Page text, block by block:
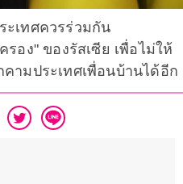
ะเทศควรร่วมกัน
อง" ของรัสเซีย เพื่อไม่ให้
ามประเทศเพื่อนบ้านได้อีก